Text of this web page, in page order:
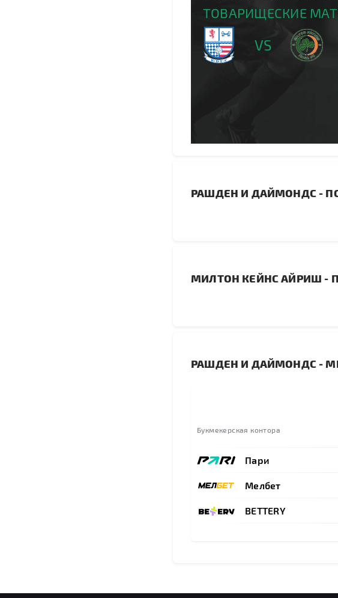
ТОВАРИЩЕСКИЕ
VS
РАШДЕН И ДАЙМОНДС -
МИЛТОН КЕЙНС АЙРИШ -
РАШДЕН И ДАЙМОНДС -
Букмекерская контора
Пари
Мелбет
BETTERY